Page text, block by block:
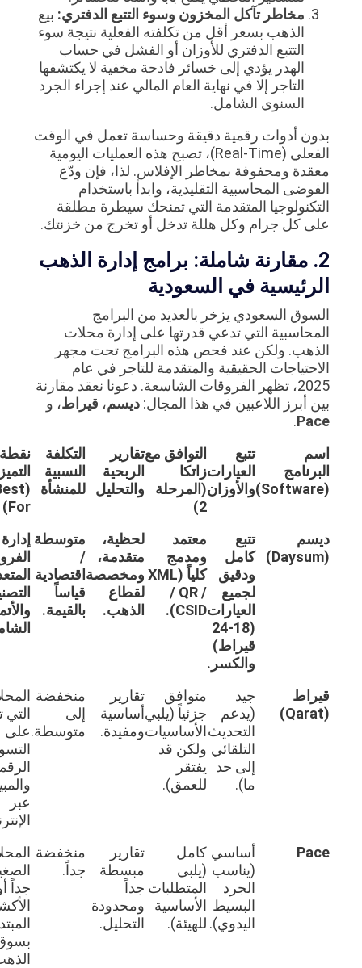
مخاطر تآكل المخزون وسوء التتبع الدفتري:بيع
الذهب بسعر أقل من تكلفته الفعلية نتيجة سوء
التتبع الدفتري للأوزان أو الفشل في حساب
الهدر يؤدي إلى خسائر فادحة مخفية لا يكتشفها
التاجر إلا في نهاية العام المالي عند إجراء الجرد
السنوي الشامل.
بدون أدوات رقمية دقيقة وحساسة تعمل في الوقت
الفعلي (Real-Time)، تصبح هذه العمليات اليومية
معقدة ومحفوفة بمخاطر الإفلاس. لذا، فإن ودّع
الفوضى المحاسبية التقليدية، وابدأ باستخدام
التكنولوجيا المتقدمة التي تمنحك سيطرة مطلقة
على كل جرام وكل هللة تدخل أو تخرج من خزنتك.
2. مقارنة شاملة: برامج إدارة الذهب
الرئيسية في السعودية
السوق السعودي يزخر بالعديد من البرامج
المحاسبية التي تدعي قدرتها على إدارة محلات
الذهب. ولكن عند فحص هذه البرامج تحت مجهر
الاحتياجات الحقيقية والمتقدمة للتاجر في عام
2025، تظهر الفروقات الشاسعة. دعونا نعقد مقارنة
بين أبرز اللاعبين في هذا المجال:ديسم،قيراط، و
Pace
.
البرنامج
العيارات
والأوزان
التوافق مع
زاتكا
(المرحلة
تقارير
الربحية
والتحليل
التكلفة
النسبية
للمنشأة
نقطة
التميز
(Best
ديسم
كامل
ودقيق
لجميع
العيارات
(18-24
قيراط)
والكسر.
معتمد
ومدمج
كلياً (XML
/ QR /
CSID).
لحظية،
متقدمة،
ومخصصة
لقطاع
الذهب.
متوسطة
/
اقتصادية
قياساً
بالقيمة.
إدارة
الفروع
المتعددة،
التصنيع،
والأتمتة
الشاملة.
قيراط
(يدعم
التحديث
التلقائي
إلى حد
متوافق
جزئياً (يلبي
الأساسيات
ولكن قد
يفتقر
للعمق).
تقارير
أساسية
ومفيدة.
منخفضة
إلى
متوسطة.
المحلات
التي تركز
على
التسويق
الرقمي
والمبيعات
الإنترنت.
Pace
أساسي
(يناسب
الجرد
البسيط
اليدوي).
كامل
(يلبي
المتطلبات
الأساسية
للهيئة).
تقارير
مبسطة
جداً
ومحدودة
التحليل.
منخفضة
جداً.
المحلات
الصغيرة
جداً أو
الأكشاك
المبتدئة
بسوق
الذهب.